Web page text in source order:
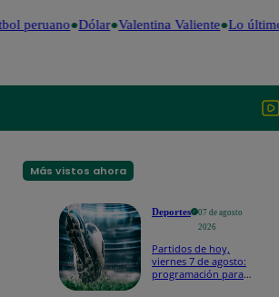
peruano Dólar Valentina Valiente Lo último
Más vistos ahora
Deportes
07 de agosto
2026
Partidos de hoy,
viernes 7 de agosto:
programación para